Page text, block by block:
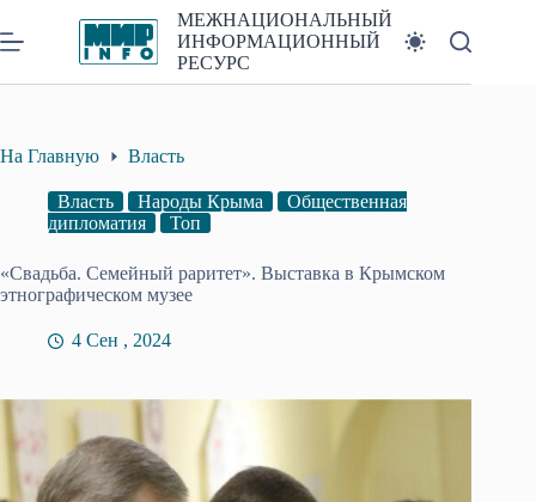
к
сути
МЕЖНАЦИОНАЛЬНЫЙ
ИНФОРМАЦИОННЫЙ
РЕСУРС
На Главную Власть
Власть Народы Крыма
Общественная
дипломатия
Топ
«Свадьба. Семейный раритет». Выставка в Крымском
этнографическом музее
4 Сен , 2024